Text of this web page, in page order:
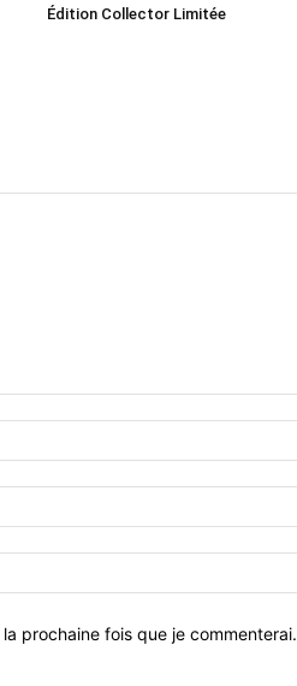
Édition Collector Limitée
prochaine fois que je commenterai.